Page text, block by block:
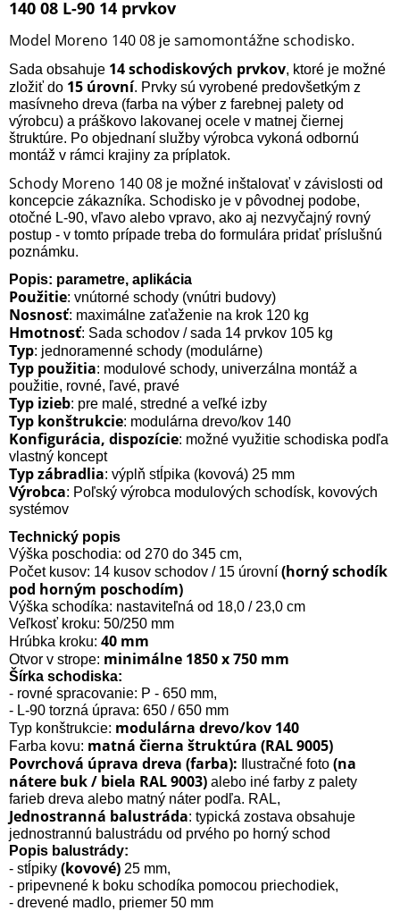
140 08 L-90 14 prvkov
Model Moreno 140 08 je samomontážne schodisko.
Sada obsahuje 14 schodiskových prvkov, ktoré je možné
zložiť do 15 úrovní. Prvky sú vyrobené predovšetkým z
masívneho dreva (farba na výber z farebnej palety od
výrobcu) a práškovo lakovanej ocele v matnej čiernej
štruktúre. Po objednaní služby výrobca vykoná odbornú
montáž v rámci krajiny za príplatok.
Schody Moreno 140 08 je možné inštalovať v závislosti od
koncepcie zákazníka. Schodisko je v pôvodnej podobe,
otočné L-90, vľavo alebo vpravo, ako aj nezvyčajný rovný
postup - v tomto prípade treba do formulára pridať príslušnú
poznámku.
Popis: parametre, aplikácia
Použitie: vnútorné schody (vnútri budovy)
Nosnosť: maximálne zaťaženie na krok 120 kg
Hmotnosť: Sada schodov / sada 14 prvkov 105 kg
Typ: jednoramenné schody (modulárne)
Typ použitia: modulové schody, univerzálna montáž a
použitie, rovné, ľavé, pravé
Typ izieb: pre malé, stredné a veľké izby
Typ konštrukcie: modulárna drevo/kov 140
Konfigurácia, dispozície: možné využitie schodiska podľa
vlastný koncept
Typ zábradlia: výplň stĺpika (kovová) 25 mm
Výrobca: Poľský výrobca modulových schodísk, kovových
systémov
Technický popis
Výška poschodia: od 270 do 345 cm,
Počet kusov: 14 kusov schodov / 15 úrovní (horný schodík
pod horným poschodím)
Výška schodíka: nastaviteľná od 18,0 / 23,0 cm
Veľkosť kroku: 50/250 mm
Hrúbka kroku: 40 mm
Otvor v strope: minimálne 1850 x 750 mm
Šírka schodiska:
- rovné spracovanie: P - 650 mm,
- L-90 torzná úprava: 650 / 650 mm
Typ konštrukcie: modulárna drevo/kov 140
Farba kovu: matná čierna štruktúra (RAL 9005)
Povrchová úprava dreva (farba): Ilustračné foto (na
nátere buk / biela RAL 9003) alebo iné farby z palety
farieb dreva alebo matný náter podľa. RAL,
Jednostranná balustráda: typická zostava obsahuje
jednostrannú balustrádu od prvého po horný schod
Popis balustrády:
- stĺpiky (kovové) 25 mm,
- pripevnené k boku schodíka pomocou priechodiek,
- drevené madlo, priemer 50 mm